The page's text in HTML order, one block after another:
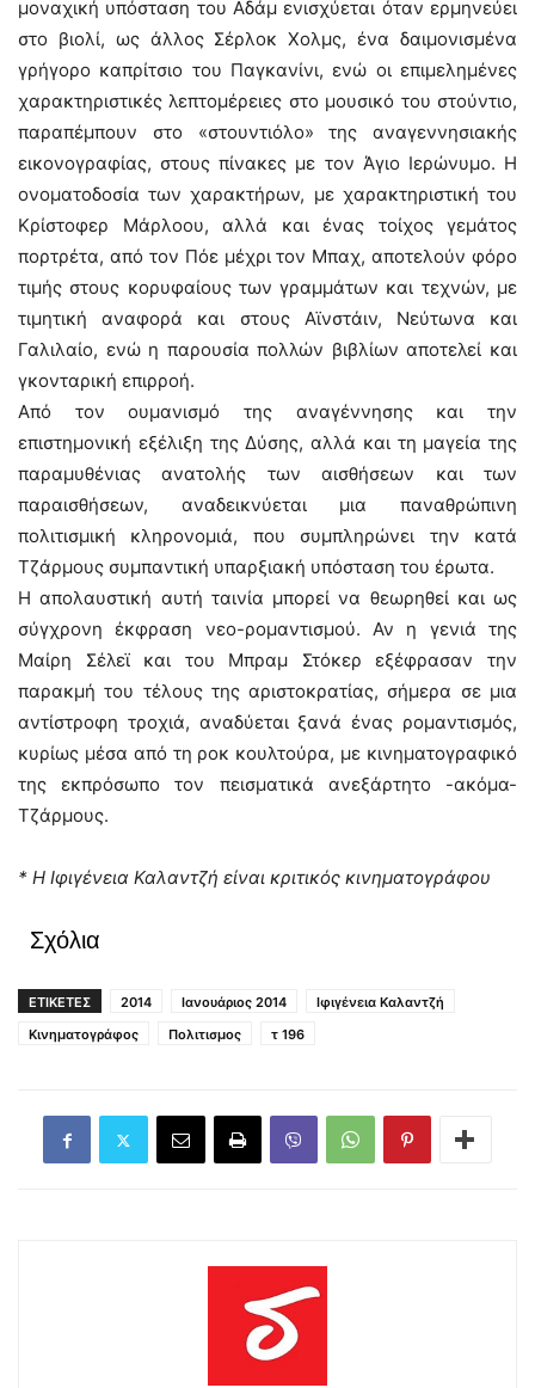
μοναχική υπόσταση του Αδάμ ενισχύεται όταν ερμηνεύει
στο βιολί, ως άλλος Σέρλοκ Χολμς, ένα δαιμονισμένα
γρήγορο καπρίτσιο του Παγκανίνι, ενώ οι επιμελημένες
χαρακτηριστικές λεπτομέρειες στο μουσικό του στούντιο,
παραπέμπουν στο «στουντιόλο» της αναγεννησιακής
εικονογραφίας, στους πίνακες με τον Άγιο Ιερώνυμο. Η
ονοματοδοσία των χαρακτήρων, με χαρακτηριστική του
Κρίστοφερ Μάρλοου, αλλά και ένας τοίχος γεμάτος
πορτρέτα, από τον Πόε μέχρι τον Μπαχ, αποτελούν φόρο
τιμής στους κορυφαίους των γραμμάτων και τεχνών, με
τιμητική αναφορά και στους Αϊνστάιν, Νεύτωνα και
Γαλιλαίο, ενώ η παρουσία πολλών βιβλίων αποτελεί και
γκονταρική επιρροή.
Από τον ουμανισμό της αναγέννησης και την
επιστημονική εξέλιξη της Δύσης, αλλά και τη μαγεία της
παραμυθένιας ανατολής των αισθήσεων και των
παραισθήσεων, αναδεικνύεται μια παναθρώπινη
πολιτισμική κληρονομιά, που συμπληρώνει την κατά
Τζάρμους συμπαντική υπαρξιακή υπόσταση του έρωτα.
Η απολαυστική αυτή ταινία μπορεί να θεωρηθεί και ως
σύγχρονη έκφραση νεο-ρομαντισμού. Αν η γενιά της
Μαίρη Σέλεϊ και του Μπραμ Στόκερ εξέφρασαν την
παρακμή του τέλους της αριστοκρατίας, σήμερα σε μια
αντίστροφη τροχιά, αναδύεται ξανά ένας ρομαντισμός,
κυρίως μέσα από τη ροκ κουλτούρα, με κινηματογραφικό
της εκπρόσωπο τον πεισματικά ανεξάρτητο -ακόμα-
Τζάρμους.
* H Ιφιγένεια Καλαντζή είναι κριτικός κινηματογράφου
Σχόλια
ΕΤΙΚΕΤΕΣ 2014 Ιανουάριος 2014
Ιφιγένεια Καλαντζή
Κινηματογράφος
Πολιτισμος τ 196